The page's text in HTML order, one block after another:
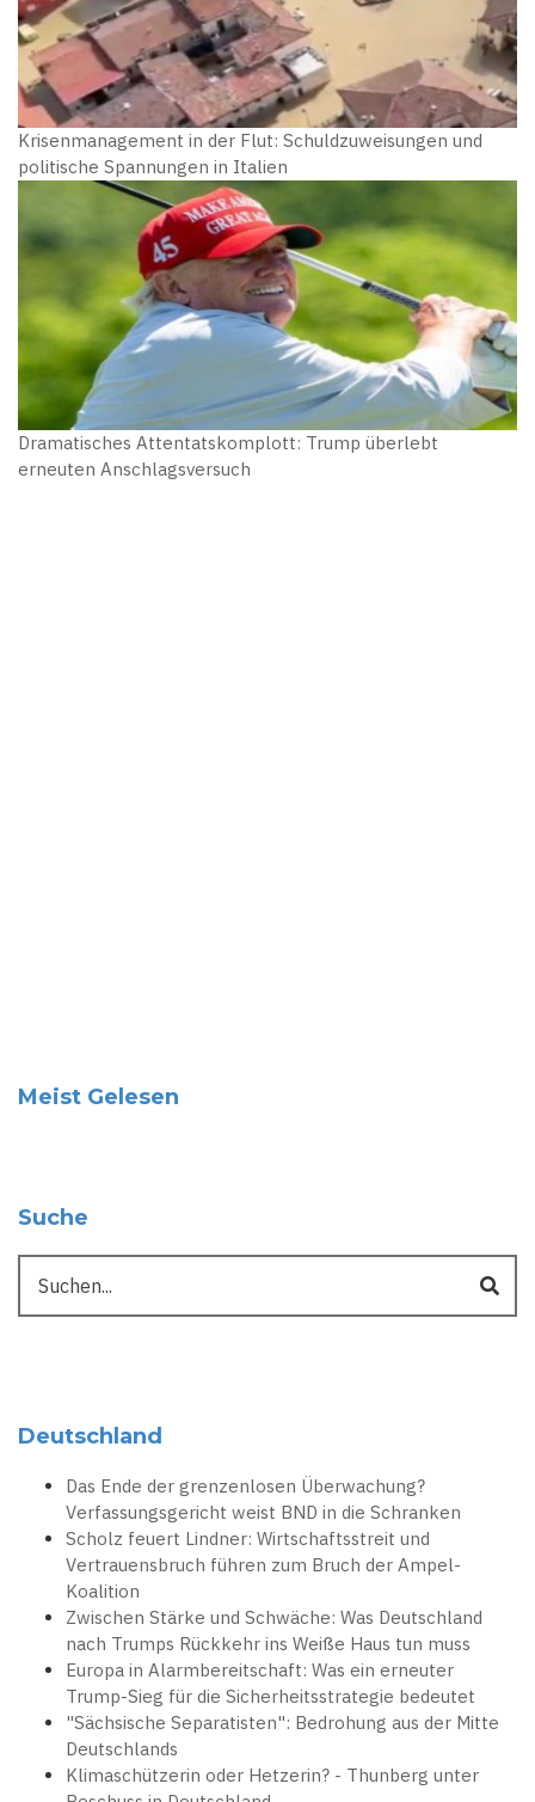
Krisenmanagement in der Flut: Schuldzuweisungen und
politische Spannungen in Italien
Dramatisches Attentatskomplott: Trump überlebt
erneuten Anschlagsversuch
Meist Gelesen
Suche
Deutschland
Das Ende der grenzenlosen Überwachung?
Verfassungsgericht weist BND in die Schranken
Scholz feuert Lindner: Wirtschaftsstreit und
Vertrauensbruch führen zum Bruch der Ampel-
Koalition
Zwischen Stärke und Schwäche: Was Deutschland
nach Trumps Rückkehr ins Weiße Haus tun muss
Europa in Alarmbereitschaft: Was ein erneuter
Trump-Sieg für die Sicherheitsstrategie bedeutet
"Sächsische Separatisten": Bedrohung aus der Mitte
Deutschlands
Klimaschützerin oder Hetzerin? - Thunberg unter